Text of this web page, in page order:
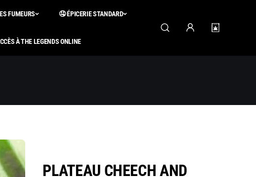
FUMEURS 🤤 ÉPICERIE STANDARD
À THE LEGENDS ONLINE
PLATEAU CHEECH AND